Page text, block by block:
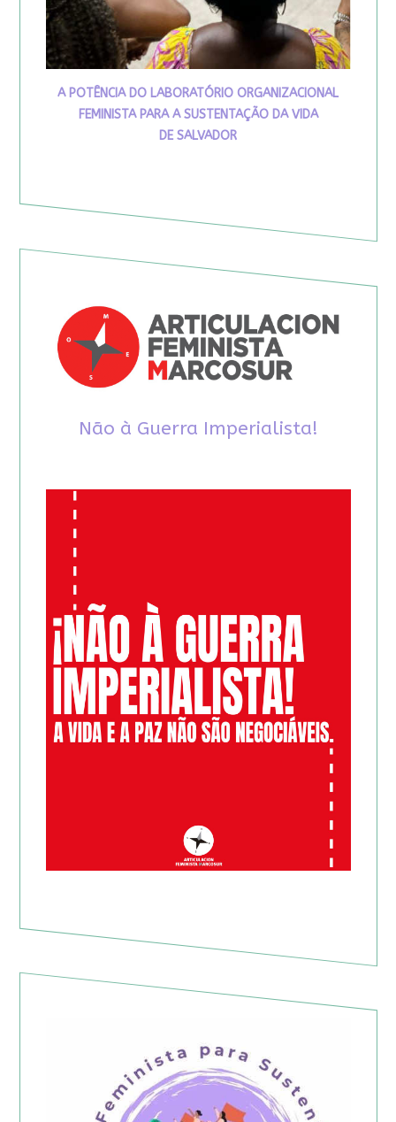
A POTÊNCIA DO LABORATÓRIO ORGANIZACIONAL
FEMINISTA PARA A SUSTENTAÇÃO DA VIDA
DE SALVADOR
Não à Guerra Imperialista!